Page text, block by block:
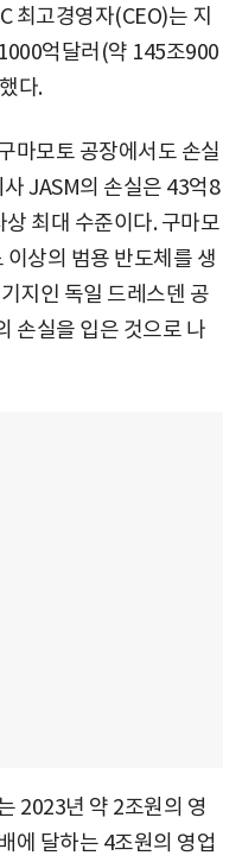
최고경영자(CEO)는 지
억달러(약 145조900
다.
마모토 공장에서도 손실
JASM의 손실은 43억8
최대 수준이다. 구마모
상의 범용 반도체를 생
지인 독일 드레스덴 공
손실을 입은 것으로 나
2023년 약 2조원의 영
에 달하는 4조원의 영업